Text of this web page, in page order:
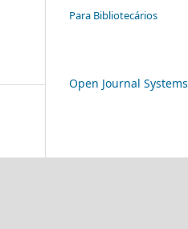
Para Bibliotecários
Open Journal Systems